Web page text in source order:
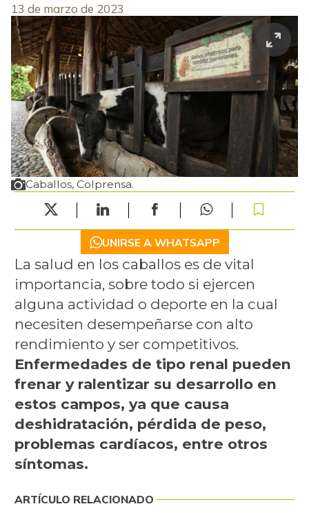
13 de marzo de 2023
Caballos, Colprensa.
UNIRSE A WHATSAPP
La salud en los caballos es de vital
importancia, sobre todo si ejercen
alguna actividad o deporte en la cual
necesiten desempeñarse con alto
rendimiento y ser competitivos.
Enfermedades de tipo renal pueden
frenar y ralentizar su desarrollo en
estos campos, ya que causa
deshidratación, pérdida de peso,
problemas cardíacos, entre otros
síntomas.
ARTÍCULO RELACIONADO